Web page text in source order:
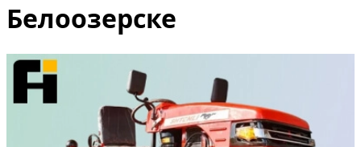
Белоозерске